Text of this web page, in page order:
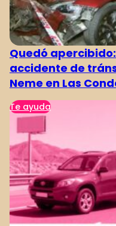
Quedó
accidente de
Neme en Las
Te ayuda